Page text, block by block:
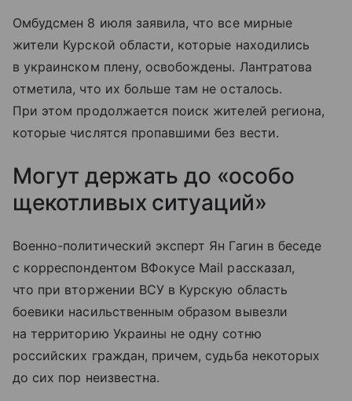
Омбудсмен 8 июля заявила, что все мирные
жители Курской области, которые находились
в украинском плену, освобождены. Лантратова
отметила, что их больше там не осталось.
При этом продолжается поиск жителей региона,
которые числятся пропавшими без вести.
Могут держать до «особо
щекотливых ситуаций»
Военно-политический эксперт Ян Гагин в беседе
с корреспондентом ВФокусе Mail рассказал,
что при вторжении ВСУ в Курскую область
боевики насильственным образом вывезли
на территорию Украины не одну сотню
российских граждан, причем, судьба некоторых
до сих пор неизвестна.